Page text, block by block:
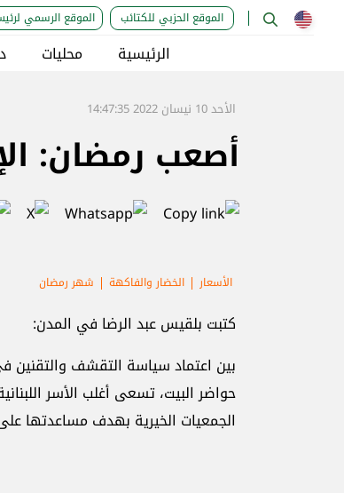
الموقع الحزبي للكتائب الموقع الرسمي
الرئيسية محليات
الأحد 10 نيسان 2022 14:47:35
أصعب رمضان:
الأسعار الخضار والفاكهة شهر رمضان
كتبت بلقيس عبد الرضا في المدن:
بين اعتماد سياسة التقشف والتقنين
حواضر البيت، تسعى أغلب الأسر
الجمعيات الخيرية بهدف مساعدتها